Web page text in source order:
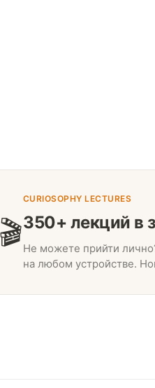
🎬
CURIOSOPHY LECTURES
350+ лекций в
Не можете прийти
на любом устройстве.